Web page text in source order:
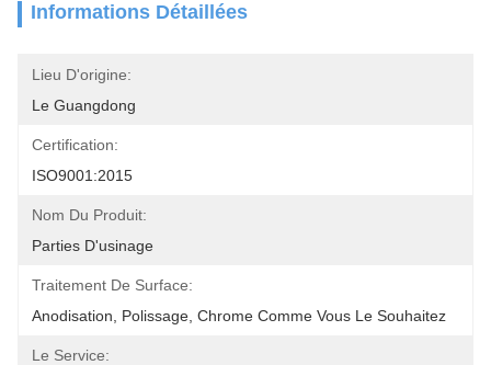
Informations Détaillées
Lieu D'origine:
Le Guangdong
Certification:
ISO9001:2015
Nom Du Produit:
Parties D'usinage
Traitement De Surface:
Anodisation, Polissage, Chrome Comme Vous Le Souhaitez
Le Service: